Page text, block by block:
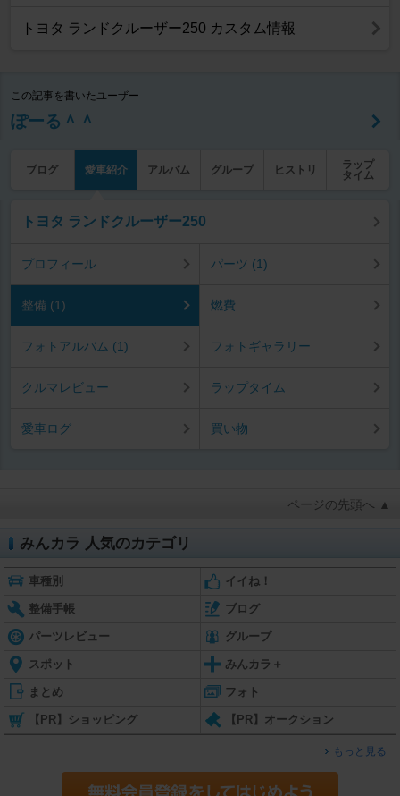
トヨタ ランドクルーザー250 カスタム情報
この記事を書いたユーザー
ぽーる＾＾
ブログ 愛車紹介 アルバム グループ ヒストリ
ラップ
タイム
トヨタ ランドクルーザー250
プロフィール パーツ (1)
整備 (1) 燃費
フォトアルバム (1) フォトギャラリー
クルマレビュー ラップタイム
愛車ログ 買い物
ページの先頭へ ▲
みんカラ 人気のカテゴリ
車種別 イイね！
整備手帳 ブログ
パーツレビュー グループ
スポット みんカラ＋
まとめ フォト
【PR】ショッピング 【PR】オークション
もっと見る